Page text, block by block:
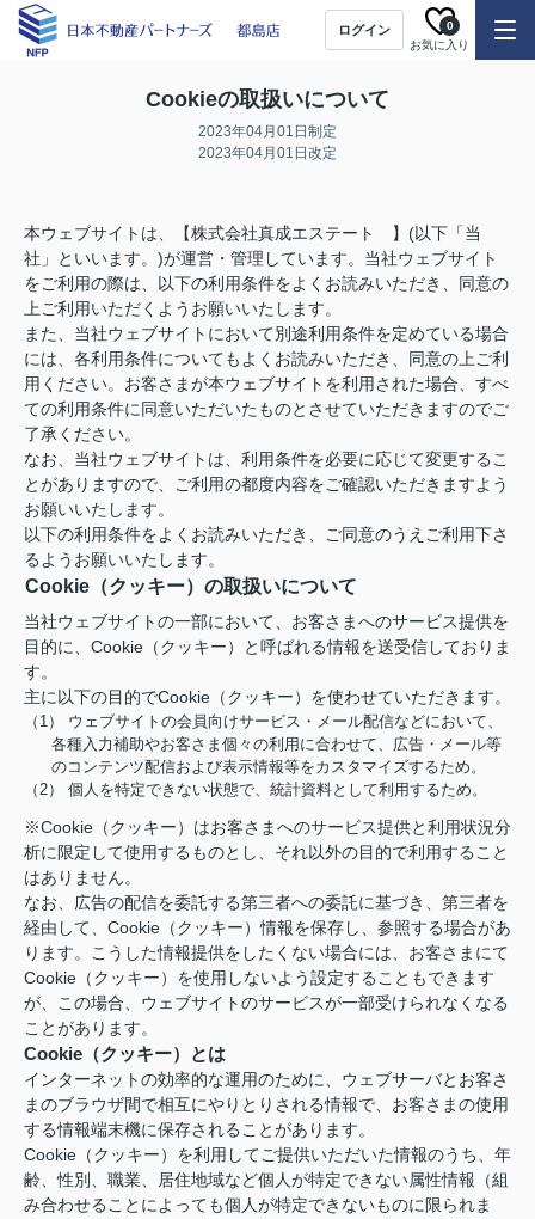
ログイン
お気に入り
0
Cookieの取扱いについて
2023年04月01日制定
2023年04月01日改定
本ウェブサイトは、【株式会社真成エステート 】(以下「当
社」といいます。)が運営・管理しています。当社ウェブサイト
をご利用の際は、以下の利用条件をよくお読みいただき、同意の
上ご利用いただくようお願いいたします。
また、当社ウェブサイトにおいて別途利用条件を定めている場合
には、各利用条件についてもよくお読みいただき、同意の上ご利
用ください。お客さまが本ウェブサイトを利用された場合、すべ
ての利用条件に同意いただいたものとさせていただきますのでご
了承ください。
なお、当社ウェブサイトは、利用条件を必要に応じて変更するこ
とがありますので、ご利用の都度内容をご確認いただきますよう
お願いいたします。
以下の利用条件をよくお読みいただき、ご同意のうえご利用下さ
るようお願いいたします。
Cookie（クッキー）の取扱いについて
当社ウェブサイトの一部において、お客さまへのサービス提供を
目的に、Cookie（クッキー）と呼ばれる情報を送受信しておりま
す。
主に以下の目的でCookie（クッキー）を使わせていただきます。
（1） ウェブサイトの会員向けサービス・メール配信などにおいて、
各種入力補助やお客さま個々の利用に合わせて、広告・メール等
のコンテンツ配信および表示情報等をカスタマイズするため。
（2） 個人を特定できない状態で、統計資料として利用するため。
※Cookie（クッキー）はお客さまへのサービス提供と利用状況分
析に限定して使用するものとし、それ以外の目的で利用すること
はありません。
なお、広告の配信を委託する第三者への委託に基づき、第三者を
経由して、Cookie（クッキー）情報を保存し、参照する場合があ
ります。こうした情報提供をしたくない場合には、お客さまにて
Cookie（クッキー）を使用しないよう設定することもできます
が、この場合、ウェブサイトのサービスが一部受けられなくなる
ことがあります。
Cookie（クッキー）とは
インターネットの効率的な運用のために、ウェブサーバとお客さ
まのブラウザ間で相互にやりとりされる情報で、お客さまの使用
する情報端末機に保存されることがあります。
Cookie（クッキー）を利用してご提供いただいた情報のうち、年
齢、性別、職業、居住地域など個人が特定できない属性情報（組
み合わせることによっても個人が特定できないものに限られま